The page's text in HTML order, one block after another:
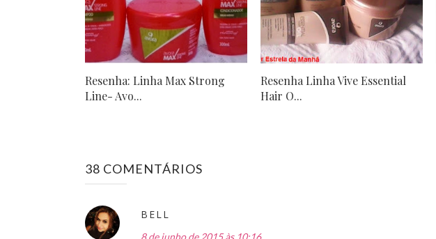
Resenha: Linha Max Strong
Line- Avo...
Resenha Linha Vive Essential
Hair O...
38 COMENTÁRIOS
BELL
8 de junho de 2015 às 10:16